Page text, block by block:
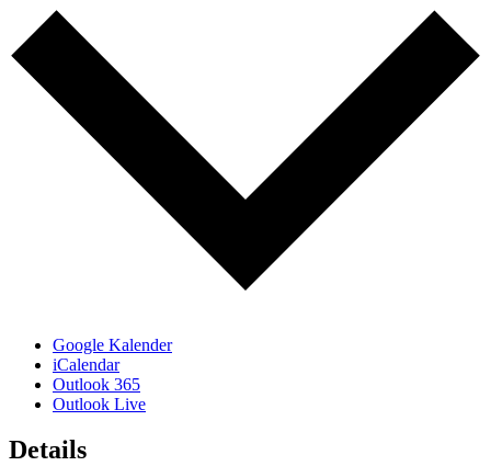
Google Kalender
iCalendar
Outlook 365
Outlook Live
Details